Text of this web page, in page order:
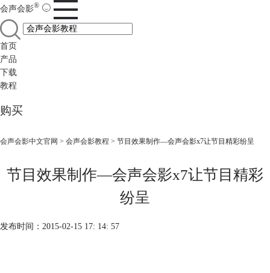
会声会影®
首页
产品
下载
教程
购买
会声会影中文官网 > 会声会影教程 > 节目效果制作—会声会影x7让节目精彩纷呈
节目效果制作—会声会影x7让节目精彩
纷呈
发布时间：2015-02-15 17: 14: 57